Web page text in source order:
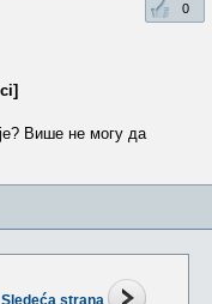
Sledeća strana
0
Више не могу да